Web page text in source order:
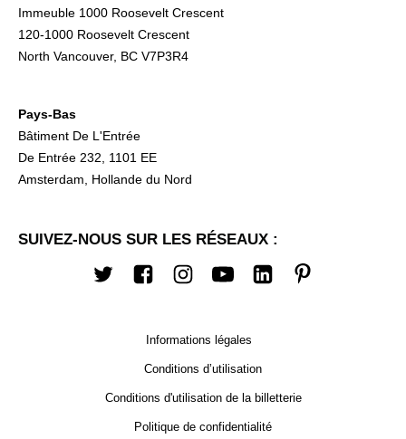
Immeuble 1000 Roosevelt Crescent
120-1000 Roosevelt Crescent
North Vancouver, BC V7P3R4
Pays-Bas
Bâtiment De L'Entrée
De Entrée 232, 1101 EE
Amsterdam, Hollande du Nord
SUIVEZ-NOUS SUR LES RÉSEAUX :
TwitterFacebookInstagram
YoutubeLinkedIn
Informations légales
Conditions d’utilisation
Conditions d'utilisation de la billetterie
Politique de confidentialité